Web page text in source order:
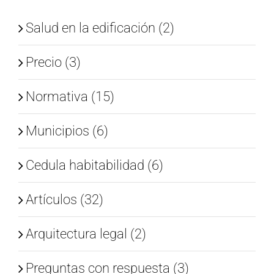
Salud en la edificación (2)
Precio (3)
Normativa (15)
Municipios (6)
Cedula habitabilidad (6)
Artículos (32)
Arquitectura legal (2)
Preguntas con respuesta (3)